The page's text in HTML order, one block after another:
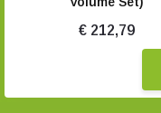
€ 212,79